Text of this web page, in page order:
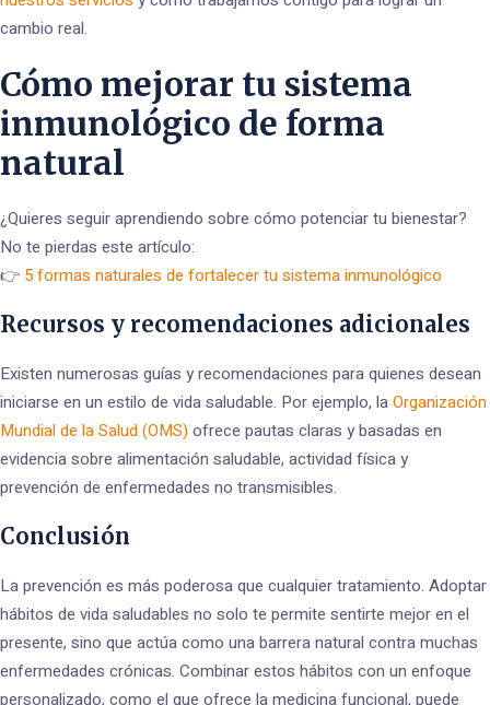
cambio real.
Cómo mejorar tu sistema
inmunológico de forma
natural
¿Quieres seguir aprendiendo sobre cómo potenciar tu bienestar?
No te pierdas este artículo:
👉 5 formas naturales de fortalecer tu sistema inmunológico
Recursos y recomendaciones adicionales
Existen numerosas guías y recomendaciones para quienes desean
iniciarse en un estilo de vida saludable. Por ejemplo, laOrganización
Mundial de la Salud (OMS) ofrece pautas claras y basadas en
evidencia sobre alimentación saludable, actividad física y
prevención de enfermedades no transmisibles.
Conclusión
La prevención es más poderosa que cualquier tratamiento. Adoptar
hábitos de vida saludables no solo te permite sentirte mejor en el
presente, sino que actúa como una barrera natural contra muchas
enfermedades crónicas. Combinar estos hábitos con un enfoque
personalizado, como el que ofrece la medicina funcional, puede